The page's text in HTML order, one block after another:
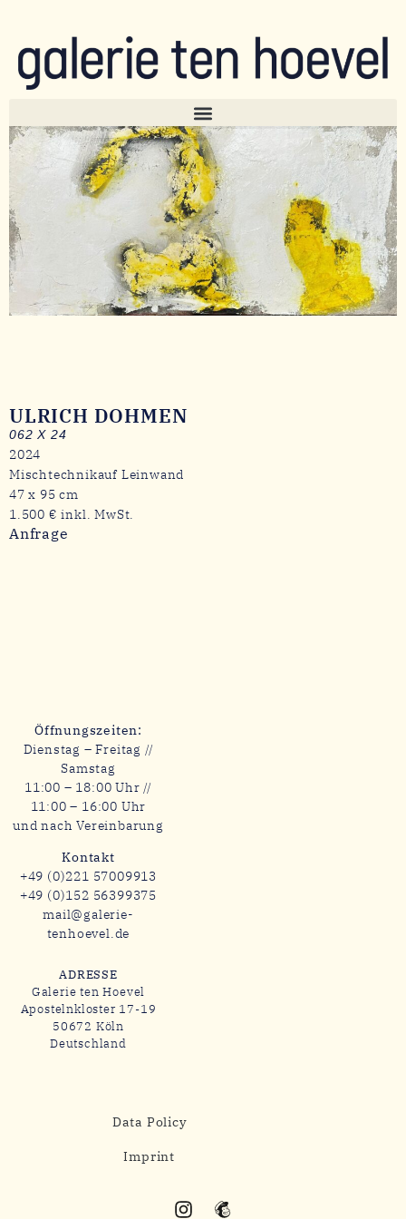
ULRICH DOHMEN
062 X 24
2024
Mischtechnikauf Leinwand
47 x 95 cm
1.500 € inkl. MwSt.
Anfrage
Öffnungszeiten:
Dienstag – Freitag //
Samstag
11:00 – 18:00 Uhr //
11:00 – 16:00 Uhr
und nach Vereinbarung
Kontakt
+49 (0)221 57009913
+49 (0)152 56399375
mail@galerie-
tenhoevel.de
ADRESSE
Galerie ten Hoevel
Apostelnkloster 17-19
50672 Köln
Deutschland
Data Policy
Imprint